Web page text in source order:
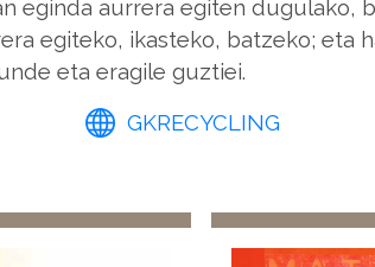
eginda aurrera egiten dugulako,
egiteko, ikasteko, batzeko; eta
eta eragile guztiei.
GKRECYCLING